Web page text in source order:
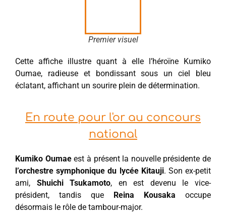
Premier visuel
Cette affiche illustre quant à elle l’héroïne Kumiko
Oumae, radieuse et bondissant sous un ciel bleu
éclatant, affichant un sourire plein de détermination.
En route pour l'or au concours
national
Kumiko Oumaeest à présent la nouvelle présidente de
l’orchestre symphonique du lycée Kitauji. Son ex-petit
ami, Shuichi Tsukamoto, en est devenu le vice-
président, tandis que
Reina Kousaka occupe
désormais le rôle de tambour-major.